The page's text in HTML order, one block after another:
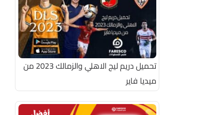
تحميل دريم ليج الاهلي والزمالك 2023 من
ميديا فاير